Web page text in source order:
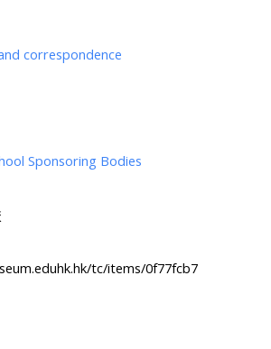
correspondence
Sponsoring Bodies
tc/items/0f77fcb7